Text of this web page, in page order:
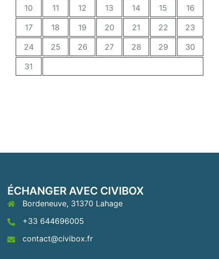
10
11 12 13 14 15
16
17
18 19 20 21 22
23
24
25 26 27 28 29
30
31
ÉCHANGER AVEC CIVIBOX
Bordeneuve, 31370 Lahage
+33 644696005
contact@civibox.fr